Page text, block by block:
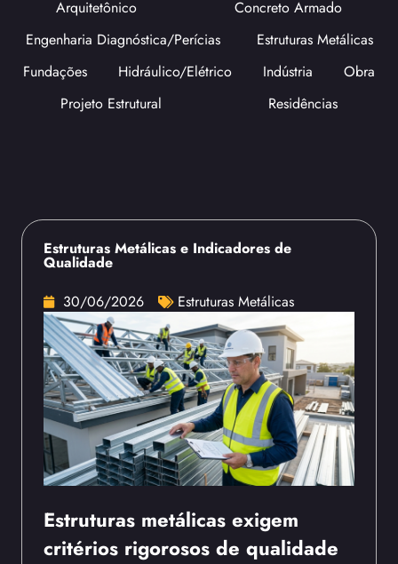
Arquitetônico
Concreto Armado
Engenharia Diagnóstica/Perícias
Estruturas Metálicas
Fundações
Hidráulico/Elétrico Indústria
Obra
Projeto Estrutural
Residências
Estruturas Metálicas e Indicadores de
Qualidade
30/06/2026
Estruturas Metálicas
Estruturas metálicas exigem
critérios rigorosos de qualidade